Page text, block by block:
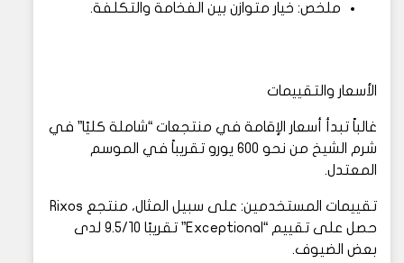
ملخص: خيار متوازن بين الفخامة والتكلفة.
الأسعار والتقييمات
غالباً تبدأ أسعار الإقامة في منتجعات “شاملة كليًا” في
شرم الشيخ من نحو 600 يورو تقريباً في الموسم
المعتدل.
تقييمات المستخدمين: على سبيل المثال، منتجع Rixos
حصل على تقييم “Exceptional” تقريبًا 9.5/10 لدى
بعض الضيوف.